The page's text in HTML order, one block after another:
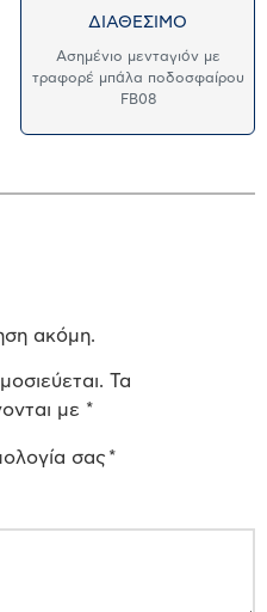
ΔΙΑΘΕΣΙΜΟ
Ασημένιο μενταγιόν με
τραφορέ μπάλα ποδοσφαίρου
FB08
ακόμη.
Τα
με *
σας *